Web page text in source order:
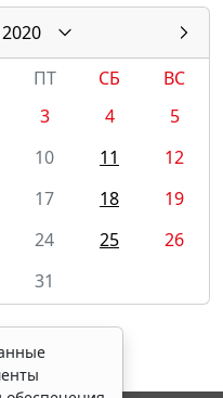
2020
ПТ СБ
ВС
3 4
5
10 11
12
17 18
19
24 25
26
31